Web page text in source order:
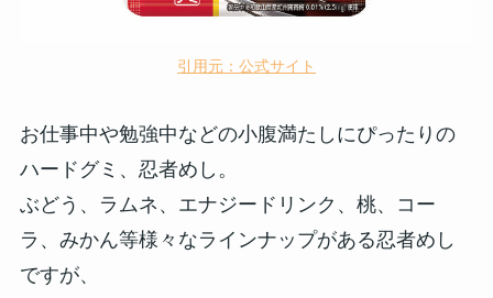
引用元：公式サイト
お仕事中や勉強中などの小腹満たしにぴったりの
ハードグミ、忍者めし。
ぶどう、ラムネ、エナジードリンク、桃、コー
ラ、みかん等様々なラインナップがある忍者めし
ですが、